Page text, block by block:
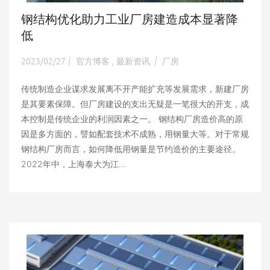
钢结构优化助力工业厂房建造成本显著降
低
2023/02/27 | 官方博客 最新资讯 | 厂房
传统制造企业谋求发展离不开产能扩充等发展需求，新建厂房
是其要素保障。但厂房建设的支出无疑是一笔很大的开支，成
本控制是传统企业的利润因素之一。 钢结构厂房造价高的原
因是多方面的，譬如配套技术不成熟，用钢量大等。对于常规
钢结构厂房而言，如何降低用钢量是节约造价的主要途径。
2022年中，上海泰大为江...